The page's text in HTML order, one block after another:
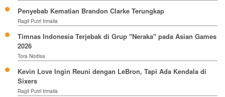
Penyebab Kematian Brandon Clarke Terungkap
Ragil Putri Irmalia
Timnas Indonesia Terjebak di Grup "Neraka" pada Asian Games
2026
Tora Nodisa
Kevin Love Ingin Reuni dengan LeBron, Tapi Ada Kendala di
Sixers
Ragil Putri Irmalia